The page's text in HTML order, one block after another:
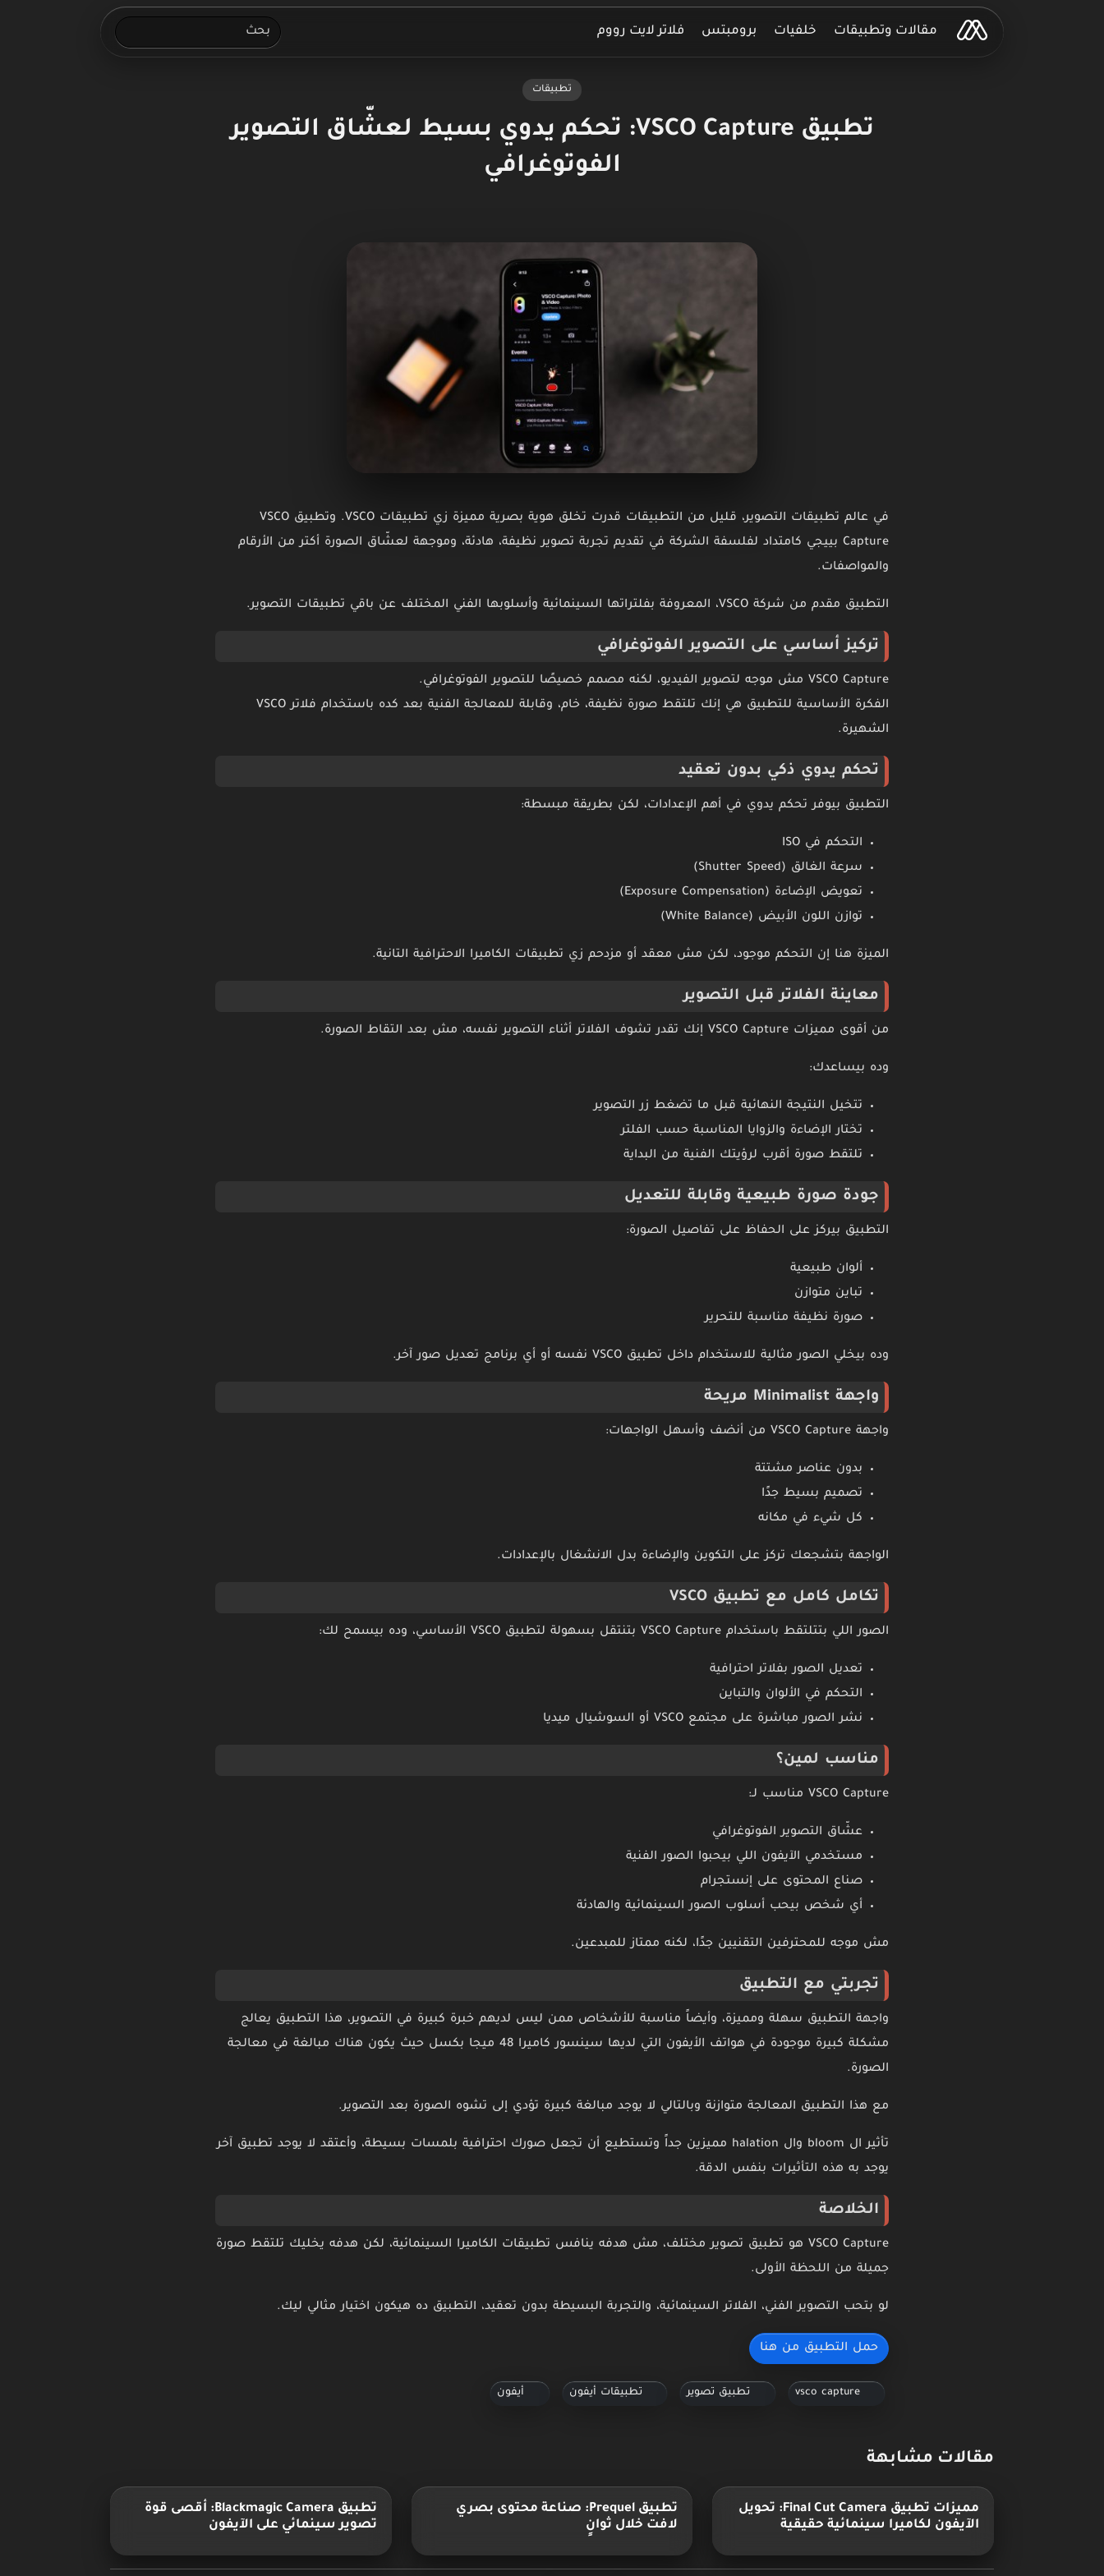
مقالات وتطبيقات خلفيات برومبتس فلاتر لايت رووم
تطبيقات
تطبيق VSCO Capture: تحكم يدوي بسيط لعشّاق التصوير
الفوتوغرافي
في عالم تطبيقات التصوير، قليل من التطبيقات قدرت تخلق هوية بصرية مميزة زي تطبيقات VSCO. وتطبيق VSCO
Capture بييجي كامتداد لفلسفة الشركة في تقديم تجربة تصوير نظيفة، هادئة، وموجهة لعشّاق الصورة أكتر من الأرقام
والمواصفات.
التطبيق مقدم من شركة VSCO، المعروفة بفلتراتها السينمائية وأسلوبها الفني المختلف عن باقي تطبيقات التصوير.
تركيز أساسي على التصوير الفوتوغرافي
VSCO Capture مش موجه لتصوير الفيديو، لكنه مصمم خصيصًا للتصوير الفوتوغرافي.
الفكرة الأساسية للتطبيق هي إنك تلتقط صورة نظيفة، خام، وقابلة للمعالجة الفنية بعد كده باستخدام فلاتر VSCO
الشهيرة.
تحكم يدوي ذكي بدون تعقيد
التطبيق بيوفر تحكم يدوي في أهم الإعدادات، لكن بطريقة مبسطة:
التحكم في ISO
سرعة الغالق (Shutter Speed)
تعويض الإضاءة (Exposure Compensation)
توازن اللون الأبيض (White Balance)
الميزة هنا إن التحكم موجود، لكن مش معقد أو مزدحم زي تطبيقات الكاميرا الاحترافية التانية.
معاينة الفلاتر قبل التصوير
من أقوى مميزات VSCO Capture إنك تقدر تشوف الفلاتر أثناء التصوير نفسه، مش بعد التقاط الصورة.
وده بيساعدك:
تتخيل النتيجة النهائية قبل ما تضغط زر التصوير
تختار الإضاءة والزوايا المناسبة حسب الفلتر
تلتقط صورة أقرب لرؤيتك الفنية من البداية
جودة صورة طبيعية وقابلة للتعديل
التطبيق بيركز على الحفاظ على تفاصيل الصورة:
ألوان طبيعية
تباين متوازن
صورة نظيفة مناسبة للتحرير
وده بيخلي الصور مثالية للاستخدام داخل تطبيق VSCO نفسه أو أي برنامج تعديل صور آخر.
واجهة Minimalist مريحة
واجهة VSCO Capture من أنضف وأسهل الواجهات:
بدون عناصر مشتتة
تصميم بسيط جدًا
كل شيء في مكانه
الواجهة بتشجعك تركز على التكوين والإضاءة بدل الانشغال بالإعدادات.
تكامل كامل مع تطبيق VSCO
الصور اللي بتتلتقط باستخدام VSCO Capture بتنتقل بسهولة لتطبيق VSCO الأساسي، وده بيسمح لك:
تعديل الصور بفلاتر احترافية
التحكم في الألوان والتباين
نشر الصور مباشرة على مجتمع VSCO أو السوشيال ميديا
مناسب لمين؟
VSCO Capture مناسب لـ:
عشّاق التصوير الفوتوغرافي
مستخدمي الآيفون اللي بيحبوا الصور الفنية
صناع المحتوى على إنستجرام
أي شخص بيحب أسلوب الصور السينمائية والهادئة
مش موجه للمحترفين التقنيين جدًا، لكنه ممتاز للمبدعين.
تجربتي مع التطبيق
واجهة التطبيق سهلة ومميزة، وأيضاً مناسبة للأشخاص ممن ليس لديهم خبرة كبيرة في التصوير، هذا التطبيق يعالج
مشكلة كبيرة موجودة في هواتف الأيفون التي لديها سينسور كاميرا 48 ميجا بكسل حيث يكون هناك مبالغة في معالجة
الصورة.
مع هذا التطبيق المعالجة متوازنة وبالتالي لا يوجد مبالغة كبيرة تؤدي إلى تشوه الصورة بعد التصوير.
تأثير ال bloom وال halation مميزين جداً وتستطيع أن تجعل صورك احترافية بلمسات بسيطة، وأعتقد لا يوجد تطبيق آخر
يوجد به هذه التأثيرات بنفس الدقة.
الخلاصة
VSCO Capture هو تطبيق تصوير مختلف، مش هدفه ينافس تطبيقات الكاميرا السينمائية، لكن هدفه يخليك تلتقط صورة
جميلة من اللحظة الأولى.
لو بتحب التصوير الفني، الفلاتر السينمائية، والتجربة البسيطة بدون تعقيد، التطبيق ده هيكون اختيار مثالي ليك.
حمل التطبيق من هنا
vsco capture تطبيق تصوير تطبيقات أيفون أيفون
مقالات مشابهة
مميزات تطبيق Final Cut Camera: تحويل
الآيفون لكاميرا سينمائية حقيقية
تطبيق Prequel: صناعة محتوى بصري
لافت خلال ثوانٍ
تطبيق Blackmagic Camera: أقصى قوة
تصوير سينمائي على الآيفون